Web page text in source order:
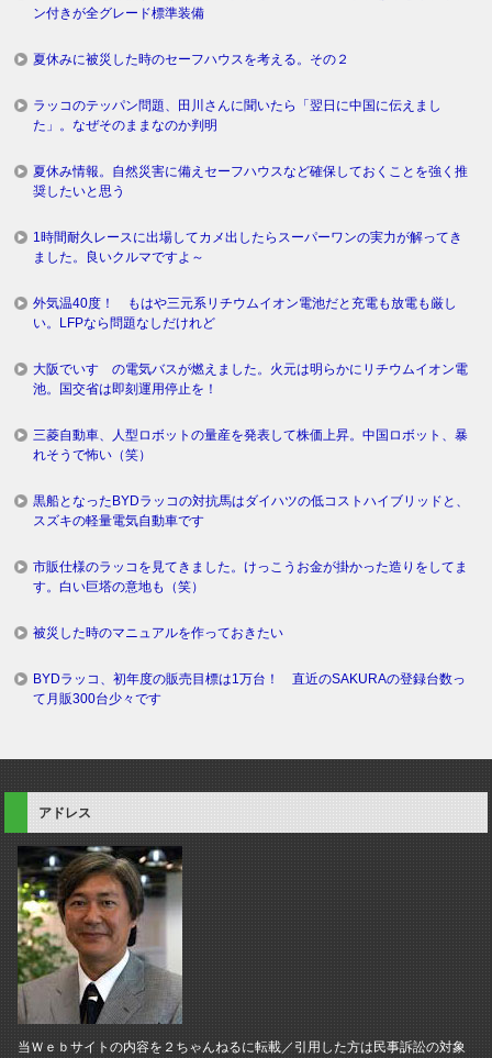
ン付きが全グレード標準装備
夏休みに被災した時のセーフハウスを考える。その２
ラッコのテッパン問題、田川さんに聞いたら「翌日に中国に伝えまし
た」。なぜそのままなのか判明
夏休み情報。自然災害に備えセーフハウスなど確保しておくことを強く推
奨したいと思う
1時間耐久レースに出場してカメ出したらスーパーワンの実力が解ってき
ました。良いクルマですよ～
外気温40度！ もはや三元系リチウムイオン電池だと充電も放電も厳し
い。LFPなら問題なしだけれど
大阪でいすゞの電気バスが燃えました。火元は明らかにリチウムイオン電
池。国交省は即刻運用停止を！
三菱自動車、人型ロボットの量産を発表して株価上昇。中国ロボット、暴
れそうで怖い（笑）
黒船となったBYDラッコの対抗馬はダイハツの低コストハイブリッドと、
スズキの軽量電気自動車です
市販仕様のラッコを見てきました。けっこうお金が掛かった造りをしてま
す。白い巨塔の意地も（笑）
被災した時のマニュアルを作っておきたい
BYDラッコ、初年度の販売目標は1万台！ 直近のSAKURAの登録台数っ
て月販300台少々です
アドレス
当Ｗｅｂサイトの内容を２ちゃんねるに転載／引用した方は民事訴訟の対象